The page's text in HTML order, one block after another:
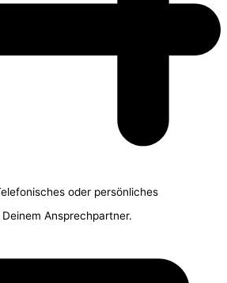
oder persönliches
Ansprechpartner.